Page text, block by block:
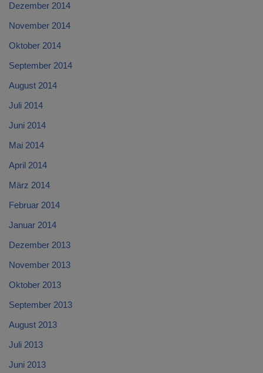
Dezember 2014
November 2014
Oktober 2014
September 2014
August 2014
Juli 2014
Juni 2014
Mai 2014
April 2014
März 2014
Februar 2014
Januar 2014
Dezember 2013
November 2013
Oktober 2013
September 2013
August 2013
Juli 2013
Juni 2013